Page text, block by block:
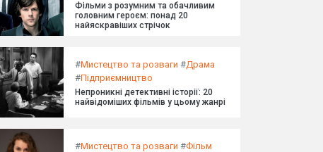
Фільми з розумним та обачливим
головним героєм: понад 20
найяскравіших стрічок
#Мистецтво та розваги #Драма
#Підприємництво
Непроникні детективні історії: 20
найвідоміших фільмів у цьому жанрі
#Мистецтво та розваги #Фільм